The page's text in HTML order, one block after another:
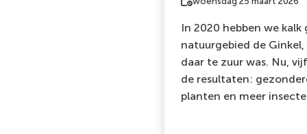
In 2020 hebben we
natuurgebied de
daar te zuur was. Nu,
de resultaten:
planten en meer